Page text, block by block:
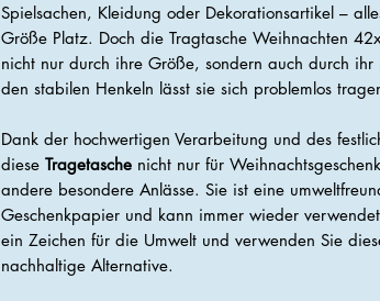
Spielsachen, Kleidung oder Dekorationsartikel –
Größe Platz. Doch die Tragtasche Weihnachten
nicht nur durch ihre Größe, sondern auch durch
den stabilen Henkeln lässt sie sich problemlos
Dank der hochwertigen Verarbeitung und des
diese Tragetasche nicht nur für
andere besondere Anlässe. Sie ist eine
Geschenkpapier und kann immer wieder
ein Zeichen für die Umwelt und verwenden Sie
nachhaltige Alternative.